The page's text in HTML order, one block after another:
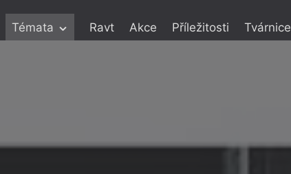
Témata Ravt Akce Příležitosti Tvárnice